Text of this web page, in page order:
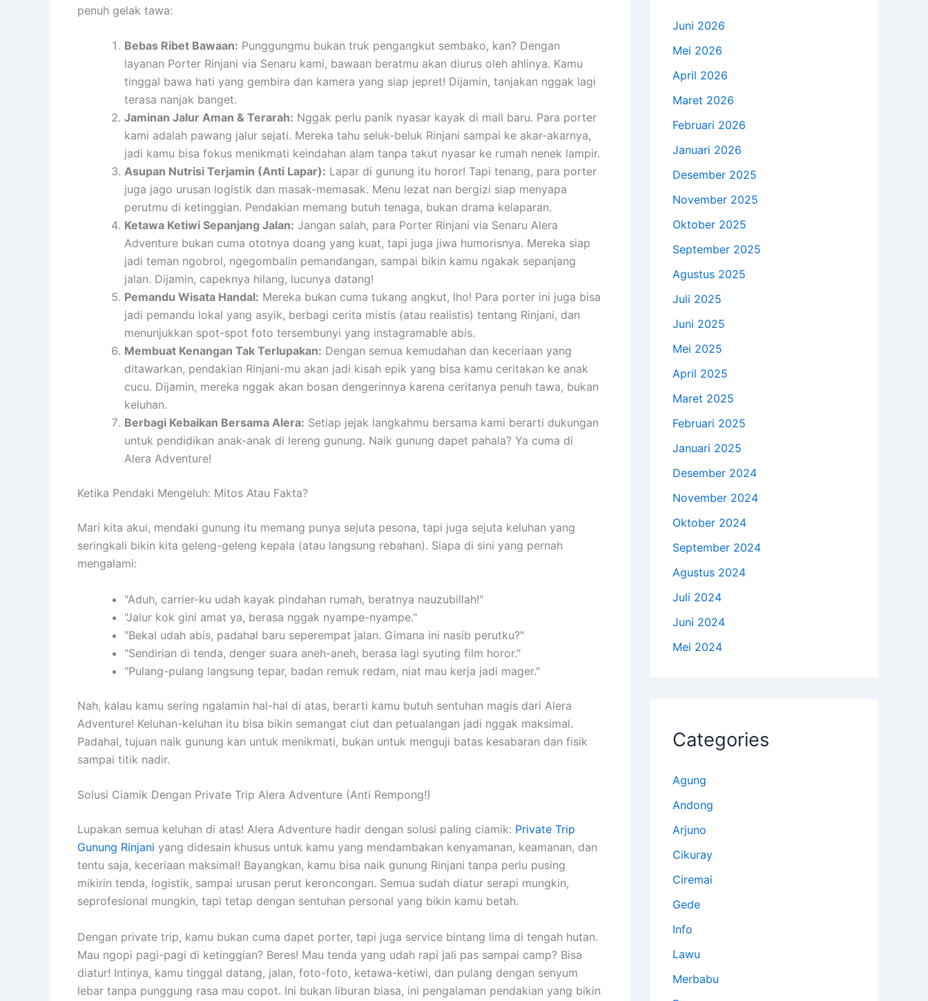
penuh gelak tawa:
Bebas Ribet Bawaan: Punggungmu bukan truk pengangkut sembako, kan? Dengan
layanan Porter Rinjani via Senaru kami, bawaan beratmu akan diurus oleh ahlinya. Kamu
tinggal bawa hati yang gembira dan kamera yang siap jepret! Dijamin, tanjakan nggak lagi
terasa nanjak banget.
Jaminan Jalur Aman & Terarah: Nggak perlu panik nyasar kayak di mall baru. Para porter
kami adalah pawang jalur sejati. Mereka tahu seluk-beluk Rinjani sampai ke akar-akarnya,
jadi kamu bisa fokus menikmati keindahan alam tanpa takut nyasar ke rumah nenek lampir.
Asupan Nutrisi Terjamin (Anti Lapar): Lapar di gunung itu horor! Tapi tenang, para porter
juga jago urusan logistik dan masak-memasak. Menu lezat nan bergizi siap menyapa
perutmu di ketinggian. Pendakian memang butuh tenaga, bukan drama kelaparan.
Ketawa Ketiwi Sepanjang Jalan: Jangan salah, para Porter Rinjani via Senaru Alera
Adventure bukan cuma ototnya doang yang kuat, tapi juga jiwa humorisnya. Mereka siap
jadi teman ngobrol, ngegombalin pemandangan, sampai bikin kamu ngakak sepanjang
jalan. Dijamin, capeknya hilang, lucunya datang!
Pemandu Wisata Handal: Mereka bukan cuma tukang angkut, lho! Para porter ini juga bisa
jadi pemandu lokal yang asyik, berbagi cerita mistis (atau realistis) tentang Rinjani, dan
menunjukkan spot-spot foto tersembunyi yang instagramable abis.
Membuat Kenangan Tak Terlupakan: Dengan semua kemudahan dan keceriaan yang
ditawarkan, pendakian Rinjani-mu akan jadi kisah epik yang bisa kamu ceritakan ke anak
cucu. Dijamin, mereka nggak akan bosan dengerinnya karena ceritanya penuh tawa, bukan
keluhan.
Berbagi Kebaikan Bersama Alera: Setiap jejak langkahmu bersama kami berarti dukungan
untuk pendidikan anak-anak di lereng gunung. Naik gunung dapet pahala? Ya cuma di
Alera Adventure!
Ketika Pendaki Mengeluh: Mitos Atau Fakta?
Mari kita akui, mendaki gunung itu memang punya sejuta pesona, tapi juga sejuta keluhan yang
seringkali bikin kita geleng-geleng kepala (atau langsung rebahan). Siapa di sini yang pernah
mengalami:
"Aduh, carrier-ku udah kayak pindahan rumah, beratnya nauzubillah!"
"Jalur kok gini amat ya, berasa nggak nyampe-nyampe."
"Bekal udah abis, padahal baru seperempat jalan. Gimana ini nasib perutku?"
"Sendirian di tenda, denger suara aneh-aneh, berasa lagi syuting film horor."
"Pulang-pulang langsung tepar, badan remuk redam, niat mau kerja jadi mager."
Nah, kalau kamu sering ngalamin hal-hal di atas, berarti kamu butuh sentuhan magis dari Alera
Adventure! Keluhan-keluhan itu bisa bikin semangat ciut dan petualangan jadi nggak maksimal.
Padahal, tujuan naik gunung kan untuk menikmati, bukan untuk menguji batas kesabaran dan fisik
sampai titik nadir.
Solusi Ciamik Dengan Private Trip Alera Adventure (Anti Rempong!)
Lupakan semua keluhan di atas! Alera Adventure hadir dengan solusi paling ciamik: Private Trip
Gunung Rinjani yang didesain khusus untuk kamu yang mendambakan kenyamanan, keamanan, dan
tentu saja, keceriaan maksimal! Bayangkan, kamu bisa naik gunung Rinjani tanpa perlu pusing
mikirin tenda, logistik, sampai urusan perut keroncongan. Semua sudah diatur serapi mungkin,
seprofesional mungkin, tapi tetap dengan sentuhan personal yang bikin kamu betah.
Dengan private trip, kamu bukan cuma dapet porter, tapi juga service bintang lima di tengah hutan.
Mau ngopi pagi-pagi di ketinggian? Beres! Mau tenda yang udah rapi jali pas sampai camp? Bisa
diatur! Intinya, kamu tinggal datang, jalan, foto-foto, ketawa-ketiwi, dan pulang dengan senyum
lebar tanpa punggung rasa mau copot. Ini bukan liburan biasa, ini pengalaman pendakian yang bikin
Juni 2026
Mei 2026
April 2026
Maret 2026
Februari 2026
Januari 2026
Desember 2025
November 2025
Oktober 2025
September 2025
Agustus 2025
Juli 2025
Juni 2025
Mei 2025
April 2025
Maret 2025
Februari 2025
Januari 2025
Desember 2024
November 2024
Oktober 2024
September 2024
Agustus 2024
Juli 2024
Juni 2024
Mei 2024
Categories
Agung
Andong
Arjuno
Cikuray
Ciremai
Gede
Info
Lawu
Merbabu